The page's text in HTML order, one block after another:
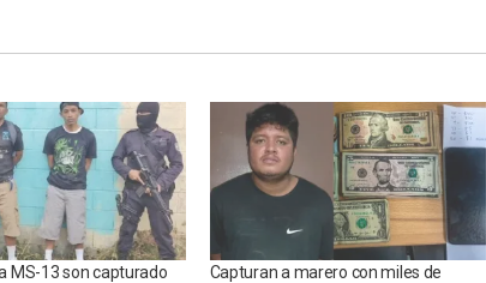
MS-13 son capturado
Capturan a marero con miles de